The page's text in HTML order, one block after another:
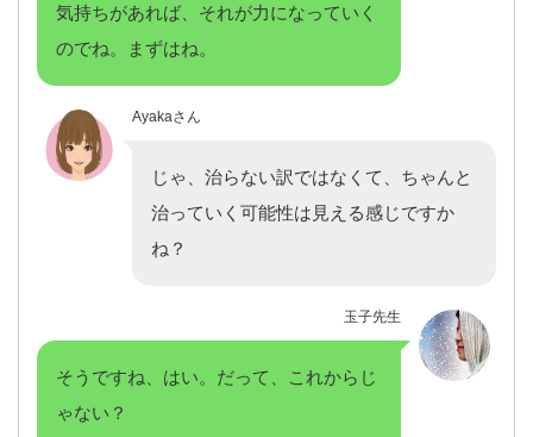
気持ちがあれば、それが力になっていく
のでね。まずはね。
Ayakaさん
じゃ、治らない訳ではなくて、ちゃんと
治っていく可能性は見える感じですか
ね？
玉子先生
そうですね、はい。だって、これからじ
ゃない？